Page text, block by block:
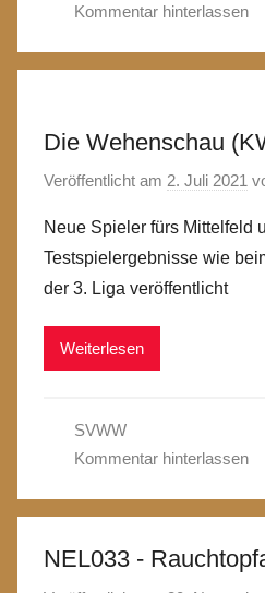
Kommentar hinterlassen
Die Wehenschau
Veröffentlicht am 2. Juli 2021
Neue Spieler fürs Mittelfeld
Testspielergebnisse wie
der 3. Liga veröffentlicht
Weiterlesen
SVWW
Kommentar hinterlassen
NEL033 -